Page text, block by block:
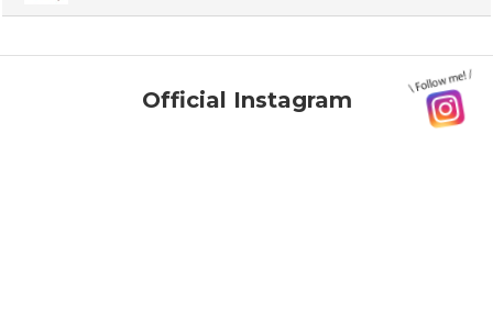
Official Instagram